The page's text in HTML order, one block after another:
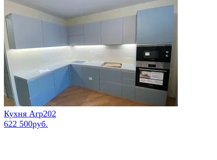
Кухня Агр202
622 500руб.